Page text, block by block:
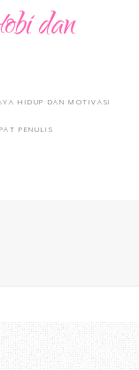
dan
HIDUP DAN MOTIVASI
PENULIS